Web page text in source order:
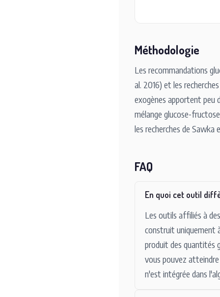
Méthodologie
Les recommandations
al. 2016) et les
exogènes apportent peu
mélange glucose-
les recherches de
FAQ
En quoi cet outil
Les outils affiliés à
construit uniquement
produit des quantités
vous pouvez
n'est intégrée dans